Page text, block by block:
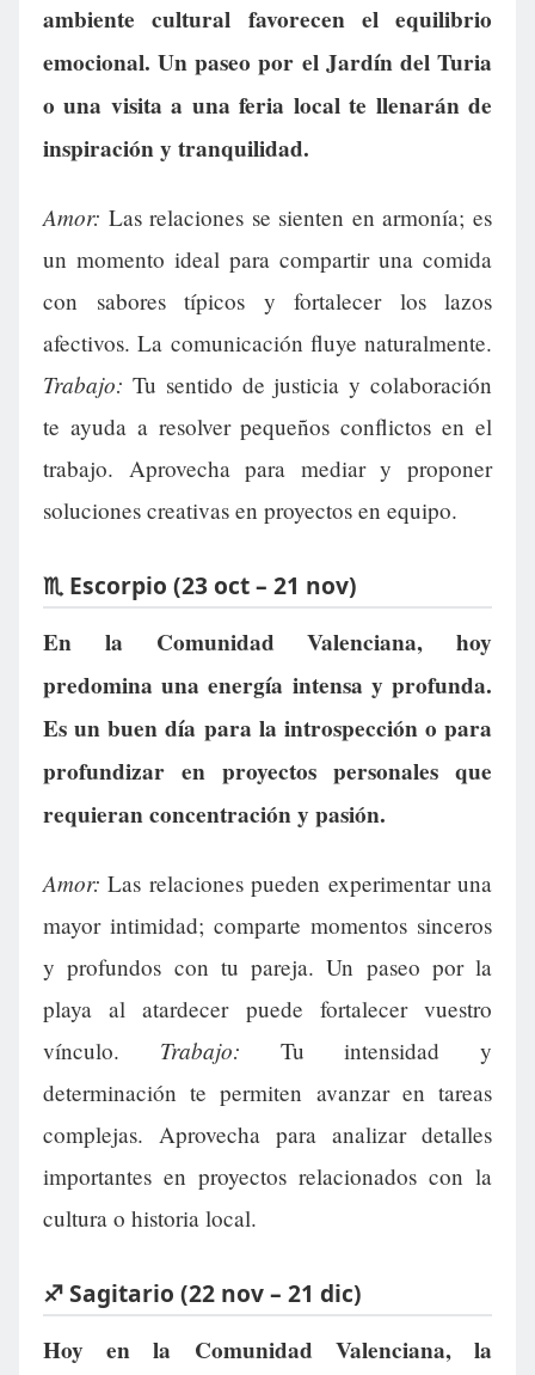
ambiente cultural favorecen el equilibrio
emocional. Un paseo por el Jardín del Turia
o una visita a una feria local te llenarán de
inspiración y tranquilidad.
Amor: Las relaciones se sienten en armonía; es
un momento ideal para compartir una comida
con sabores típicos y fortalecer los lazos
afectivos. La comunicación fluye naturalmente.
Trabajo: Tu sentido de justicia y colaboración
te ayuda a resolver pequeños conflictos en el
trabajo. Aprovecha para mediar y proponer
soluciones creativas en proyectos en equipo.
♏ Escorpio (23 oct – 21 nov)
En la Comunidad Valenciana, hoy
predomina una energía intensa y profunda.
Es un buen día para la introspección o para
profundizar en proyectos personales que
requieran concentración y pasión.
Amor: Las relaciones pueden experimentar una
mayor intimidad; comparte momentos sinceros
y profundos con tu pareja. Un paseo por la
playa al atardecer puede fortalecer vuestro
vínculo. Trabajo: Tu intensidad y
determinación te permiten avanzar en tareas
complejas. Aprovecha para analizar detalles
importantes en proyectos relacionados con la
cultura o historia local.
♐ Sagitario (22 nov – 21 dic)
Hoy en la Comunidad Valenciana, la